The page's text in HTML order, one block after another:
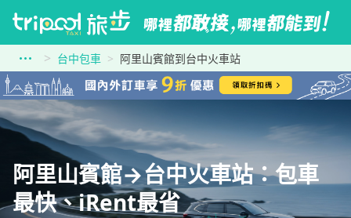
台中包車 阿里山賓館到台中火車站
阿里山賓館→台中火車站：包車
最快、iRent最省